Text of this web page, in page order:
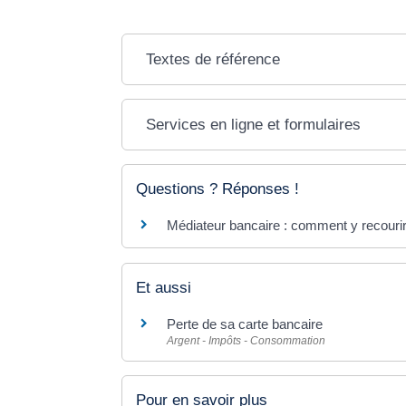
Textes de référence
Services en ligne et formulaires
Questions ? Réponses !
Médiateur bancaire : comment y
Et aussi
Perte de sa carte bancaire
Argent - Impôts - Consommation
Pour en savoir plus